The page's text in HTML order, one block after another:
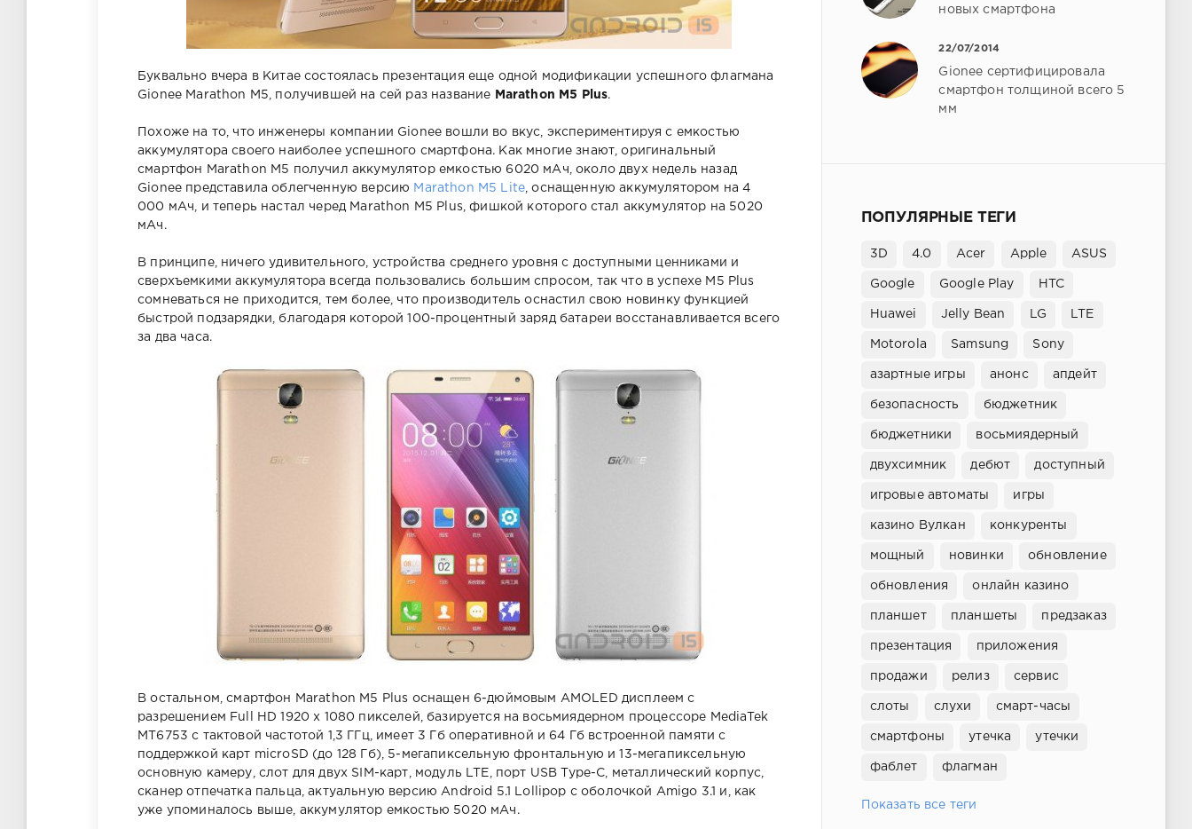
Буквально вчера в Китае состоялась презентация еще одной модификации успешного флагмана
Gionee Marathon M5, получившей на сей раз название
Marathon M5 Plus.
Похоже на то, что инженеры компании Gionee вошли во вкус, экспериментируя с емкостью
аккумулятора своего наиболее успешного смартфона. Как многие знают, оригинальный
смартфон Marathon M5 получил аккумулятор емкостью 6020 мАч, около двух недель назад
Gionee представила облегченную версию Marathon M5 Lite , оснащенную аккумулятором на 4
000 мАч, и теперь настал черед Marathon M5 Plus, фишкой которого стал аккумулятор на 5020
мАч.
В принципе, ничего удивительного, устройства среднего уровня с доступными ценниками и
сверхъемкими аккумулятора всегда пользовались большим спросом, так что в успехе M5 Plus
сомневаться не приходится, тем более, что производитель оснастил свою новинку функцией
быстрой подзарядки, благодаря которой 100-процентный заряд батареи восстанавливается всего
за два часа.
В остальном, смартфон Marathon M5 Plus оснащен 6-дюймовым AMOLED дисплеем с
разрешением Full HD 1920 х 1080 пикселей, базируется на восьмиядерном процессоре MediaTek
MT6753 с тактовой частотой 1,3 ГГц, имеет 3 Гб оперативной и 64 Гб встроенной памяти с
поддержкой карт microSD (до 128 Гб), 5-мегапиксельную фронтальную и 13-мегапиксельную
основную камеру, слот для двух SIM-карт, модуль LTE, порт USB Type-C, металлический корпус,
сканер отпечатка пальца, актуальную версию Android 5.1 Lollipop с оболочкой Amigo 3.1 и, как
уже упоминалось выше, аккумулятор емкостью 5020 мАч.
новых смартфона
22/07/2014
Gionee сертифицировала
смартфон толщиной всего 5
мм
ПОПУЛЯРНЫЕ ТЕГИ
3D 4.0 Acer Apple ASUS
Google Google Play HTC
Huawei Jelly Bean LG LTE
Motorola Samsung Sony
азартные игры анонс апдейт
безопасность бюджетник
бюджетники восьмиядерный
двухсимник дебют доступный
игровые автоматы игры
казино Вулкан конкуренты
мощный новинки обновление
обновления онлайн казино
планшет планшеты предзаказ
презентация приложения
продажи релиз сервис
слоты слухи смарт-часы
смартфоны утечка утечки
фаблет флагман
Показать все теги